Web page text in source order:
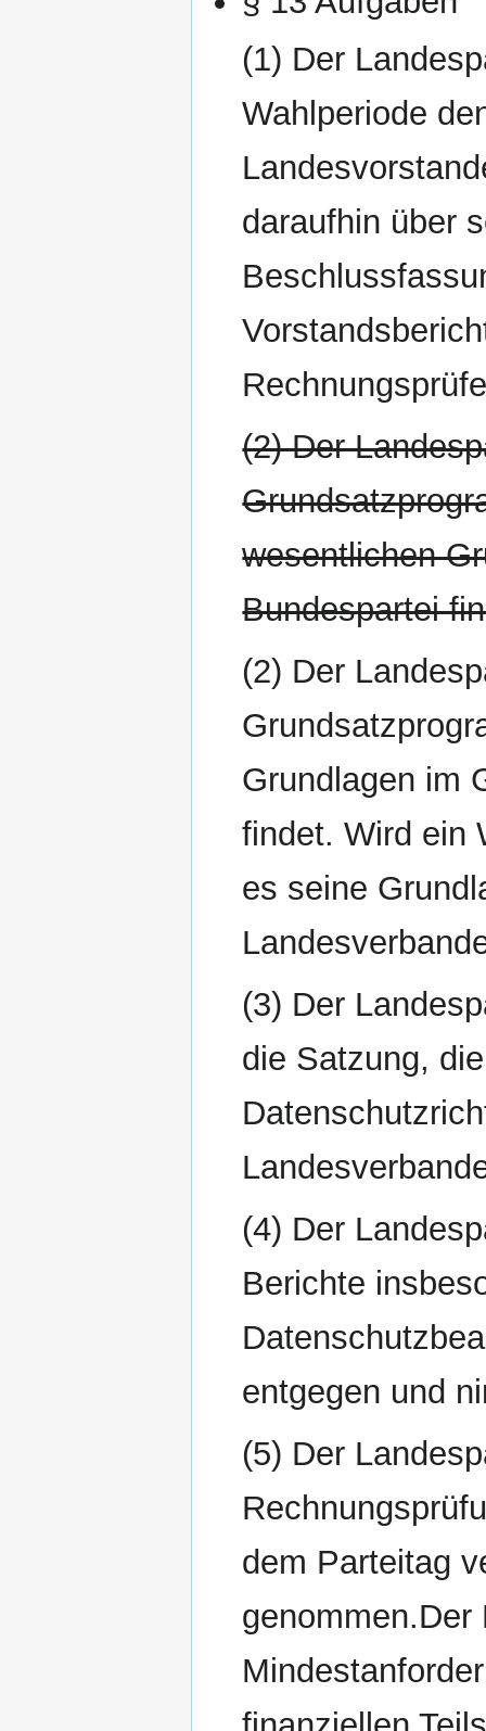
(1) Der
Wahlperiode
daraufhin über
(2) Der
wesentlichen
Bundespartei
(2) Der
Grundlagen im
findet. Wird ein
es seine
(3) Der
die Satzung,
(4) Der
Berichte
entgegen und
(5) Der
dem Parteitag
genommen.Der